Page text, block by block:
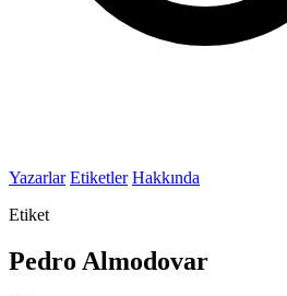
Yazarlar Etiketler Hakkında
Etiket
Pedro Almodovar